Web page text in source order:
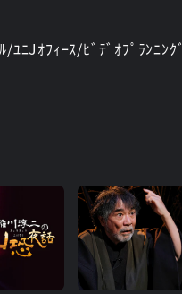
ﾕﾆJｵﾌｨｰｽ/ﾋﾞﾃﾞｵﾌﾟﾗﾝﾆﾝｸﾞ